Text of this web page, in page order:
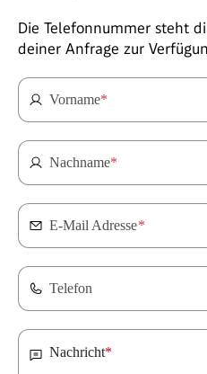
Die Telefonnummer steht
deiner Anfrage zur
Vorname*
Nachname*
E-Mail Adresse*
Telefon
Nachricht*